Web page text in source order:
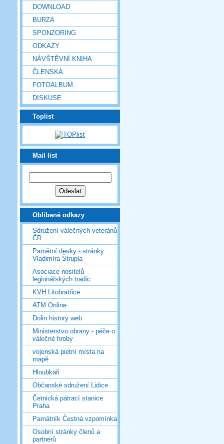
DOWNLOAD
BURZA
SPONZORING
ODKAZY
NÁVŠTĚVNÍ KNIHA
ČLENSKÁ
FOTOALBUM
DISKUSE
Toplist
Mail list
Oblíbené odkazy
Sdružení válečných veteránů
ČR
Pamětní desky - stránky
Vladimíra Štrupla
Asociace nositelů
legionářských tradic
KVH Litobratřice
ATM Online
Dolin history web
Ministerstvo obrany - péče o
válečné hroby
vojenská pietní místa na
mapě
Hloubkaři
Občanské sdružení Lidice
Četnická pátrací stanice
Praha
Památník Čestná vzpomínka
Osobní stránky členů a
partnerů